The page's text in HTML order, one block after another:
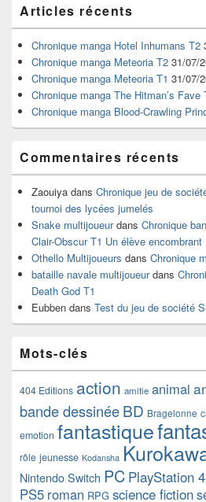
principale
de
widget
pour
barre
latérale
Articles récents
Chronique manga Hotel Inhumans T2
Chronique manga Meteoria T2 31/07/
Chronique manga Meteoria T1 31/07/
Chronique manga The Hitman’s Fave
Chronique manga Blood-Crawling
Commentaires récents
Zaouiya dans Chronique jeu de
tournoi des lycées jumelés
Snake multijoueurdans Chronique
Clair-Obscur T1 Un élève encombrant
Othello Multijoueurs dans Chronique
bataille navale multijoueurdans
Death God T1
Eubben dans Test du jeu de société
Mots-clés
404 Editions action amitie animal
bande dessinéeBD Bragelonne
emotion fantastique
rôle jeunesse Kodansha
Nintendo Switch PC PlayStation 4
PS5 roman RPG science fiction